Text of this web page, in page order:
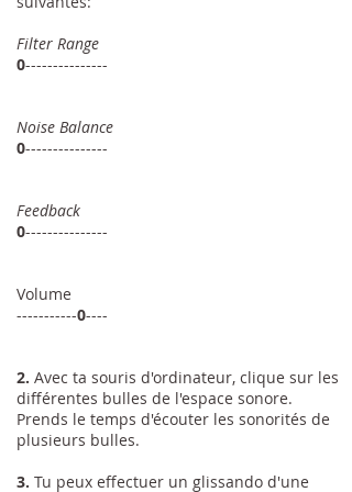
Filter Range
0---------------
Noise Balance
0---------------
Feedback
0---------------
Volume
-----------0----
2. Avec ta souris d'ordinateur, clique sur les
différentes bulles de l'espace sonore.
Prends le temps d'écouter les sonorités de
plusieurs bulles.
3. Tu peux effectuer un glissando d'une